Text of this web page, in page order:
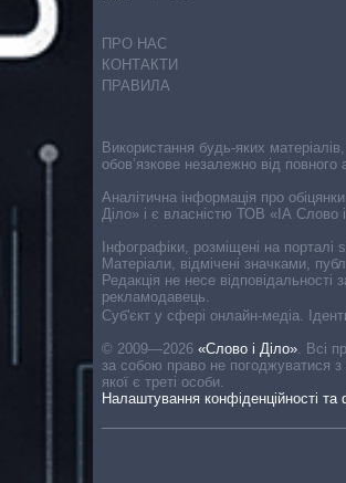
ПРО НАС
КОНТАКТИ
ПРАВИЛА
Cуб'єкт у сфері онлайн-медіа.
© 2009—2026 «Слово і Діло» Всі
за собою право не погоджуватися з
якої є треті особи.
Налаштування конфіденційності
Використання будь-яких
обов’язкове незалежно від повного
Аналітична інформація про
Діло» і є власністю ТОВ «ІА Слово і
Інфографіки, розміщені на
Матеріали, відмічені значками,
Редакція не несе
рекламодавець.